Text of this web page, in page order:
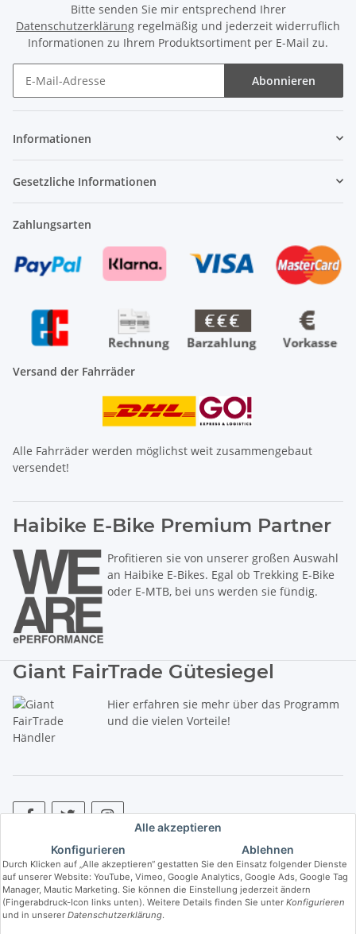
Alle akzeptieren
Konfigurieren
Ablehnen
Durch Klicken auf „Alle akzeptieren“ gestatten Sie den Einsatz folgender Dienste
auf unserer Website: YouTube, Vimeo, Google Analytics, Google Ads, Google Tag
Manager, Mautic Marketing. Sie können die Einstellung jederzeit ändern
(Fingerabdruck-Icon links unten). Weitere Details finden Sie unter Konfigurieren
und in unserer Datenschutzerklärung.
Bitte senden Sie mir entsprechend Ihrer
Datenschutzerklärung regelmäßig und jederzeit widerruflich
Informationen zu Ihrem Produktsortiment per E-Mail zu.
Abonnieren
Informationen
Gesetzliche Informationen
Zahlungsarten
Versand der Fahrräder
Alle Fahrräder werden möglichst weit zusammengebaut
versendet!
Haibike E-Bike Premium Partner
Profitieren sie von unserer großen Auswahl
an Haibike E-Bikes. Egal ob Trekking E-Bike
oder E-MTB, bei uns werden sie fündig.
Giant FairTrade Gütesiegel
Hier erfahren sie mehr über das Programm
und die vielen Vorteile!
* Alle Preise inkl. gesetzlicher USt., zzgl.
. ** Hierbei handelt es
sich um die unverbindliche Preisempfehlung des Herstellers (kurz UVP).
© Copyright © 2017 bis 2025 bike-store de Vertriebs GmbH - Der Radladen
& E-Bike Speziallist aus Haßfurt. Wir führen die Brands Haibike, Cube,